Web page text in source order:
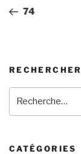
l’article
précédent
74
RECHERCHER
CATÉGORIES